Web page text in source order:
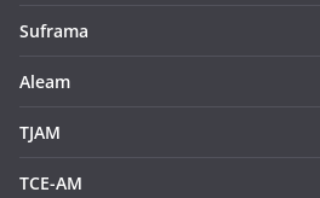
Suframa
Aleam
TJAM
TCE-AM